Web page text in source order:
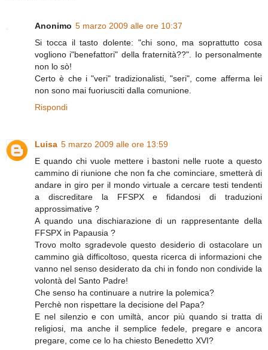
Anonimo 5 marzo 2009 alle ore 10:37
Si tocca il tasto dolente: "chi sono, ma soprattutto cosa
vogliono i"benefattori" della fraternità??". Io personalmente
non lo sò!
Certo è che i "veri" tradizionalisti, "seri", come afferma lei
non sono mai fuoriusciti dalla comunione.
Rispondi
Luisa 5 marzo 2009 alle ore 13:59
E quando chi vuole mettere i bastoni nelle ruote a questo
cammino di riunione che non fa che cominciare, smetterà di
andare in giro per il mondo virtuale a cercare testi tendenti
a discreditare la FFSPX e fidandosi di traduzioni
approssimative ?
A quando una dischiarazione di un rappresentante della
FFSPX in Papausia ?
Trovo molto sgradevole questo desiderio di ostacolare un
cammino già difficoltoso, questa ricerca di informazioni che
vanno nel senso desiderato da chi in fondo non condivide la
volontà del Santo Padre!
Che senso ha continuare a nutrire la polemica?
Perchè non rispettare la decisione del Papa?
E nel silenzio e con umiltà, ancor più quando si tratta di
religiosi, ma anche il semplice fedele, pregare e ancora
pregare, come ce lo ha chiesto Benedetto XVI?